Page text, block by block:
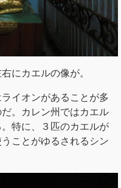
にカエルの像が。
イオンがあることが多
。カレン州ではカエル
特に、３匹のカエルが
ことがゆるされるシン